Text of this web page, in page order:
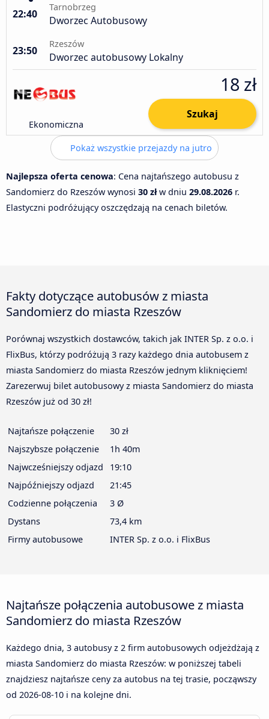
22:40
Tarnobrzeg
Dworzec Autobusowy
23:50
Rzeszów
Dworzec autobusowy Lokalny
Ekonomiczna
18 zł
Szukaj
Pokaż wszystkie przejazdy na jutro
Najlepsza oferta cenowa: Cena najtańszego autobusu z
Sandomierz do Rzeszów wynosi 30 złw dniu 29.08.2026 r.
Elastyczni podróżujący oszczędzają na cenach biletów.
Fakty dotyczące autobusów z miasta
Sandomierz do miasta Rzeszów
Porównaj wszystkich dostawców, takich jak INTER Sp. z o.o. i
FlixBus, którzy podróżują 3 razy każdego dnia autobusem z
miasta Sandomierz do miasta Rzeszów jednym kliknięciem!
Zarezerwuj bilet autobusowy z miasta Sandomierz do miasta
Rzeszów już od 30 zł!
Najtańsze połączenie
30 zł
Najszybsze połączenie
1h 40m
Najwcześniejszy odjazd
19:10
Najpóźniejszy odjazd
21:45
Codzienne połączenia
3 Ø
Dystans
73,4 km
Firmy autobusowe
INTER Sp. z o.o. i FlixBus
Najtańsze połączenia autobusowe z miasta
Sandomierz do miasta Rzeszów
Każdego dnia, 3 autobusy z 2 firm autobusowych odjeżdżają z
miasta Sandomierz do miasta Rzeszów: w poniższej tabeli
znajdziesz najtańsze ceny za autobus na tej trasie, począwszy
od 2026-08-10 i na kolejne dni.